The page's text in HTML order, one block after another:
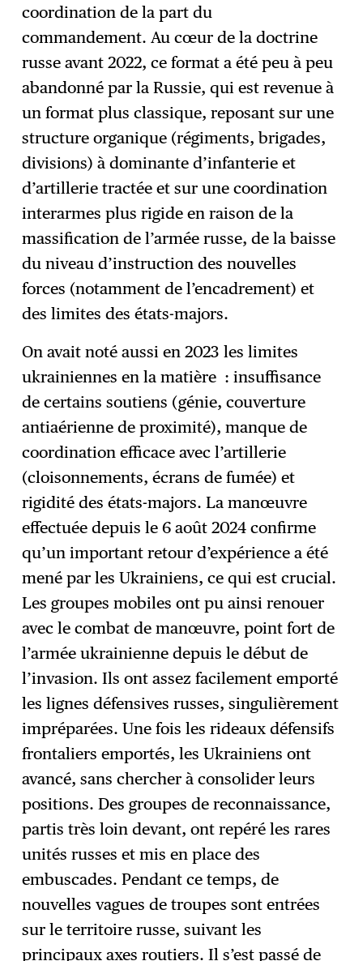
coordination de la part du
commandement. Au cœur de la doctrine
russe avant 2022, ce format a été peu à peu
abandonné par la Russie, qui est revenue à
un format plus classique, reposant sur une
structure organique (régiments, brigades,
divisions) à dominante d’infanterie et
d’artillerie tractée et sur une coordination
interarmes plus rigide en raison de la
massification de l’armée russe, de la baisse
du niveau d’instruction des nouvelles
forces (notamment de l’encadrement) et
des limites des états-majors.
On avait noté aussi en 2023 les limites
ukrainiennes en la matière : insuffisance
de certains soutiens (génie, couverture
antiaérienne de proximité), manque de
coordination efficace avec l’artillerie
(cloisonnements, écrans de fumée) et
rigidité des états-majors. La manœuvre
effectuée depuis le 6 août 2024 confirme
qu’un important retour d’expérience a été
mené par les Ukrainiens, ce qui est crucial.
Les groupes mobiles ont pu ainsi renouer
avec le combat de manœuvre, point fort de
l’armée ukrainienne depuis le début de
l’invasion. Ils ont assez facilement emporté
les lignes défensives russes, singulièrement
impréparées. Une fois les rideaux défensifs
frontaliers emportés, les Ukrainiens ont
avancé, sans chercher à consolider leurs
positions. Des groupes de reconnaissance,
partis très loin devant, ont repéré les rares
unités russes et mis en place des
embuscades. Pendant ce temps, de
nouvelles vagues de troupes sont entrées
sur le territoire russe, suivant les
principaux axes routiers. Il s’est passé de